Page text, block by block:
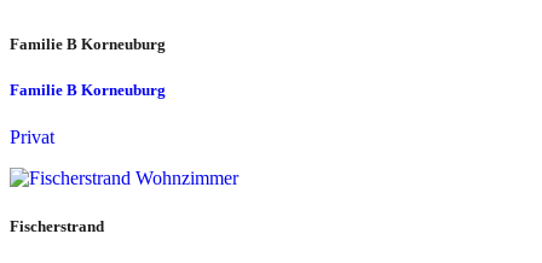
Familie B Korneuburg
Familie B Korneuburg
Privat
Fischerstrand